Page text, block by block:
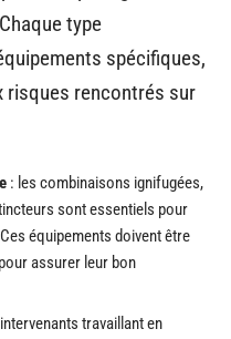
type
spécifiques,
risques rencontrés sur
: les combinaisons ignifugées,
sont essentiels pour
équipements doivent être
assurer leur bon
travaillant en